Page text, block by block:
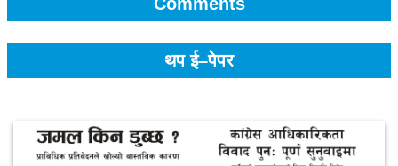
Comments
थप ई–पेपर